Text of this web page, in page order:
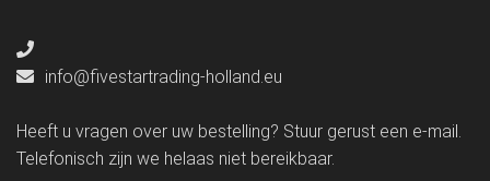
info@fivestartrading-holland.eu
Heeft u vragen over uw bestelling? Stuur gerust een e-mail.
Telefonisch zijn we helaas niet bereikbaar.